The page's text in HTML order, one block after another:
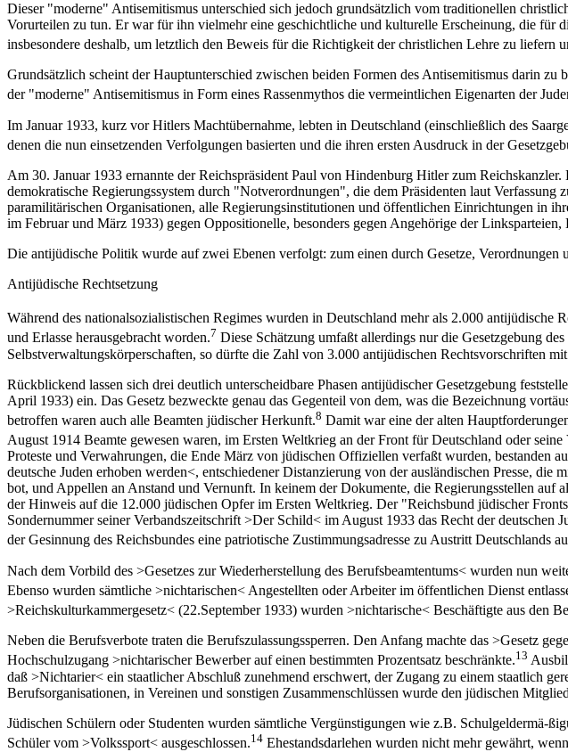
Dieser "moderne" Antisemitismus unterschied sich jedoch grundsätzlich vom traditionellen
Vorurteilen zu tun. Er war für ihn vielmehr eine geschichtliche und kulturelle Erscheinung, die für
insbesondere deshalb, um letztlich den Beweis für die Richtigkeit der christlichen Lehre zu liefern
Grundsätzlich scheint der Hauptunterschied zwischen beiden Formen des Antisemitismus darin
der "moderne" Antisemitismus in Form eines Rassenmythos die vermeintlichen Eigenarten der
Im Januar 1933, kurz vor Hitlers Machtübernahme, lebten in Deutschland (einschließlich des
denen die nun einsetzenden Verfolgungen basierten und die ihren ersten Ausdruck in der
Am 30. Januar 1933 ernannte der Reichspräsident Paul von Hindenburg Hitler zum
demokratische Regierungssystem durch "Notverordnungen", die dem Präsidenten laut
paramilitärischen Organisationen, alle Regierungsinstitutionen und öffentlichen Einrichtungen in
im Februar und März 1933) gegen Oppositionelle, besonders gegen Angehörige der
Die antijüdische Politik wurde auf zwei Ebenen verfolgt: zum einen durch Gesetze,
Antijüdische Rechtsetzung
Während des nationalsozialistischen Regimes wurden in Deutschland mehr als 2.000 antijüdische
und Erlasse herausgebracht worden.7 Diese Schätzung umfaßt allerdings nur die Gesetzgebung
Selbstverwaltungskörperschaften, so dürfte die Zahl von 3.000 antijüdischen Rechtsvorschriften
Rückblickend lassen sich drei deutlich unterscheidbare Phasen antijüdischer Gesetzgebung
April 1933) ein. Das Gesetz bezweckte genau das Gegenteil von dem, was die Bezeichnung
betroffen waren auch alle Beamten jüdischer Herkunft.8 Damit war eine der alten
August 1914 Beamte gewesen waren, im Ersten Weltkrieg an der Front für Deutschland oder
Proteste und Verwahrungen, die Ende März von jüdischen Offiziellen verfaßt wurden, bestanden
deutsche Juden erhoben werden<, entschiedener Distanzierung von der ausländischen Presse,
bot, und Appellen an Anstand und Vernunft. In keinem der Dokumente, die Regierungsstellen
der Hinweis auf die 12.000 jüdischen Opfer im Ersten Weltkrieg. Der "Reichsbund jüdischer
Sondernummer seiner Verbandszeitschrift >Der Schild< im August 1933 das Recht der
der Gesinnung des Reichsbundes eine patriotische Zustimmungsadresse zu Austritt Deutschlands
Nach dem Vorbild des >Gesetzes zur Wiederherstellung des Berufsbeamtentums< wurden nun
Ebenso wurden sämtliche >nichtarischen< Angestellten oder Arbeiter im öffentlichen Dienst
>Reichskulturkammergesetz< (22.September 1933) wurden >nichtarische< Beschäftigte aus den
Neben die Berufsverbote traten die Berufszulassungssperren. Den Anfang machte das >Gesetz
Hochschulzugang >nichtarischer Bewerber auf einen bestimmten Prozentsatz beschränkte.13
daß >Nichtarier< ein staatlicher Abschluß zunehmend erschwert, der Zugang zu einem staatlich
Berufsorganisationen, in Vereinen und sonstigen Zusammenschlüssen wurde den jüdischen
Jüdischen Schülern oder Studenten wurden sämtliche Vergünstigungen wie z.B.
Schüler vom >Volkssport< ausgeschlossen.14 Ehestandsdarlehen wurden nicht mehr gewährt,